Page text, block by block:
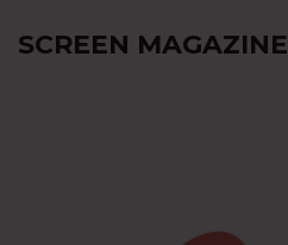
SCREEN MAGAZINE